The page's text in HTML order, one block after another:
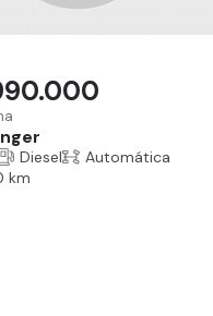
Diesel
Automática
km